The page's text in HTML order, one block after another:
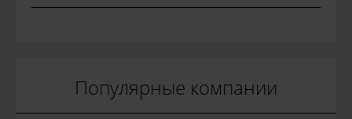
Популярные компании